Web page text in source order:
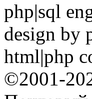
php|sql
design by
html|php
©2001-